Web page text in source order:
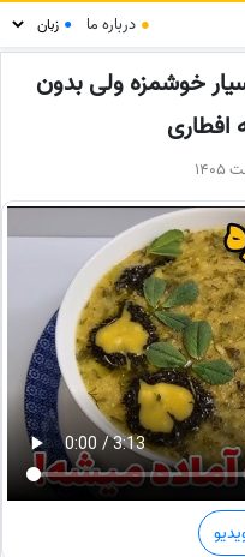
● درباره ما ●
خوشمزه ولی بدون